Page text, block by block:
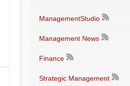
ManagementStudio
Management News
Finance
Strategic Management